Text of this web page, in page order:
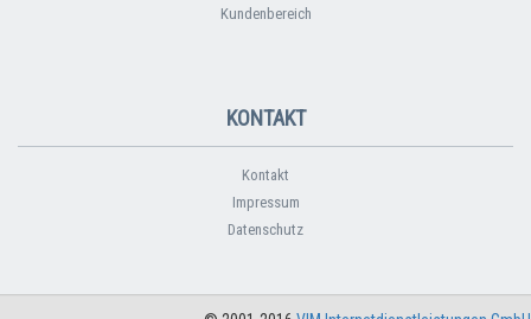
Kundenbereich
KONTAKT
Kontakt
Impressum
Datenschutz